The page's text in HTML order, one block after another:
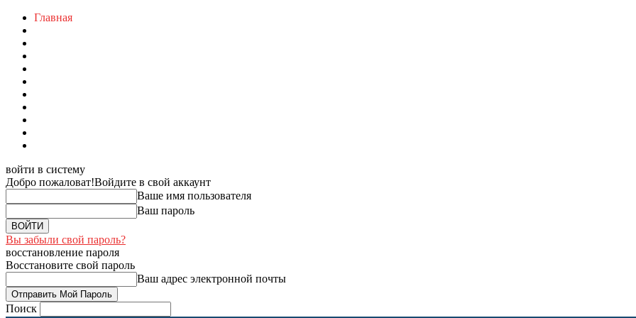
Главная
войти в систему
Добро пожаловат!Войдите в свой аккаунт
Ваше имя пользователя
Ваш пароль
Вы забыли свой пароль?
восстановление пароля
Восстановите свой пароль
Ваш адрес электронной почты
Поиск